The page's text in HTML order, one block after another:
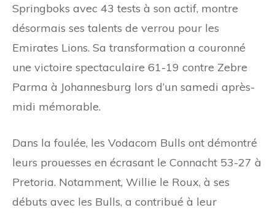
Springboks avec 43 tests à son actif, montre
désormais ses talents de verrou pour les
Emirates Lions. Sa transformation a couronné
une victoire spectaculaire 61-19 contre Zebre
Parma à Johannesburg lors d’un samedi après-
midi mémorable.
Dans la foulée, les Vodacom Bulls ont démontré
leurs prouesses en écrasant le Connacht 53-27 à
Pretoria. Notamment, Willie le Roux, à ses
débuts avec les Bulls, a contribué à leur